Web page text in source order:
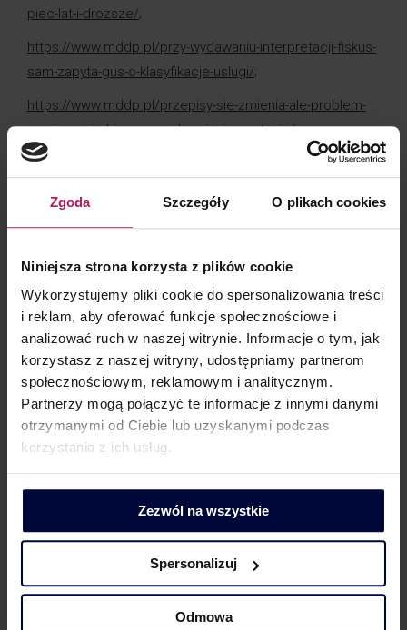
Zgoda Szczegóły O plikach cookies
Niniejsza strona korzysta z plików cookie
Wykorzystujemy pliki cookie do spersonalizowania treści
i reklam, aby oferować funkcje społecznościowe i
analizować ruch w naszej witrynie. Informacje o tym, jak
korzystasz z naszej witryny, udostępniamy partnerom
społecznościowym, reklamowym i analitycznym.
Partnerzy mogą połączyć te informacje z innymi danymi
otrzymanymi od Ciebie lub uzyskanymi podczas
korzystania z ich usług.
Zezwól na wszystkie
Spersonalizuj
Odmowa
piec-lat-i-drozsze/;
https://www.mddp.pl/przy-wydawaniu-interpretacji-fiskus-
sam-zapyta-gus-o-klasyfikacje-uslugi/;
https://www.mddp.pl/przepisy-sie-zmienia-ale-problem-
zawieszenia-biegu-przedawnienia-zostanie/.
KONTAKT DLA KLIENTÓW
Barbara Lenarcik
Partner | Rozwój biznesu, marketing i komunikacja
KONTAKT DLA MEDIÓW